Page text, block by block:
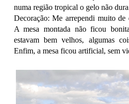
numa região tropical o gelo não
Decoração: Me arrependi muito de
A mesa montada não ficou
estavam bem velhos, algumas
Enfim, a mesa ficou artificial, sem